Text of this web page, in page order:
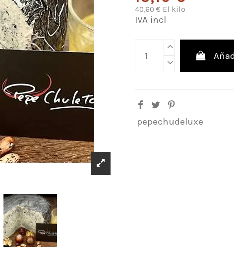
40,60 € El kilo
IVA incl
pepechudeluxe